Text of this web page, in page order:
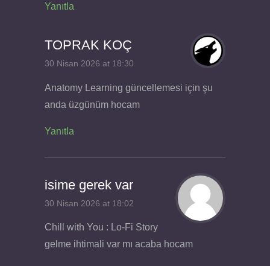
Yanıtla
TOPRAK KOÇ
30 Nisan 2026 at 18:30
Anatomy Learning güncellemesi için şu
anda üzgünüm hocam
Yanıtla
isime gerek var
30 Nisan 2026 at 18:02
Chill with You : Lo-Fi Story
gelme ihtimali var mı acaba hocam